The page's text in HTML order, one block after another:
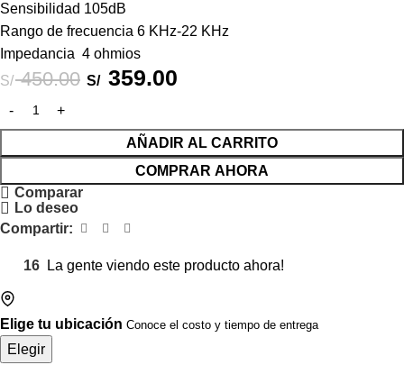
Sensibilidad 105dB
Rango de frecuencia 6 KHz-22 KHz
Impedancia 4 ohmios
S/450.00 S/ 359.00
AÑADIR AL CARRITO
COMPRAR AHORA
Comparar
Lo deseo
Compartir:
16 La gente viendo este producto ahora!
Elige tu ubicación Conoce el costo y tiempo de entrega
Elegir